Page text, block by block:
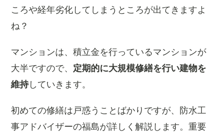
ころや経年劣化してしまうところが出てきますよ
ね？
マンションは、積立金を行っているマンションが
大半ですので、 定期的に大規模修繕を行い建物を
維持していきます。
初めての修繕は戸惑うことばかりですが、防水工
事アドバイザーの福島が詳しく解説します。重要